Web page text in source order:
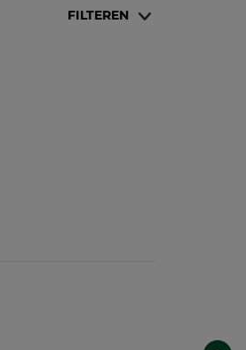
FILTEREN